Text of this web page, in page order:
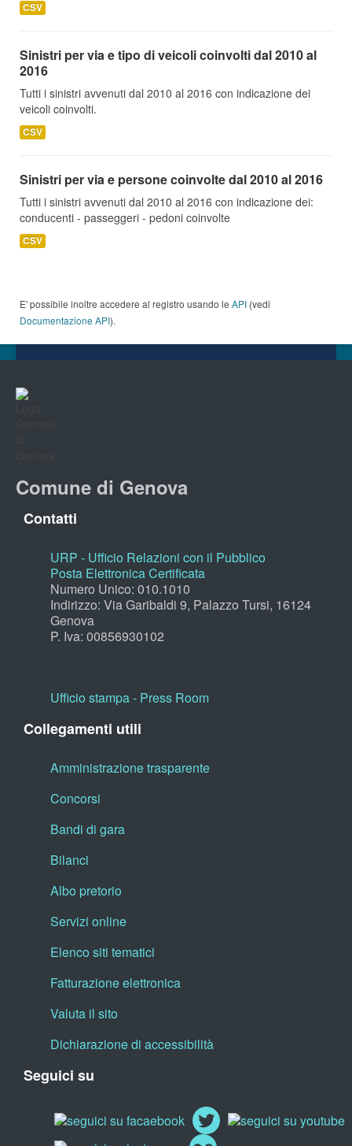
CSV
Sinistri per via e tipo di veicoli coinvolti dal 2010 al
2016
Tutti i sinistri avvenuti dal 2010 al 2016 con indicazione dei
veicoli coinvolti.
CSV
Sinistri per via e persone coinvolte dal 2010 al 2016
Tutti i sinistri avvenuti dal 2010 al 2016 con indicazione dei:
conducenti - passeggeri - pedoni coinvolte
CSV
E' possibile inoltre accedere al registro usando le API (vedi
Documentazione API).
Comune di Genova
Contatti
URP - Ufficio Relazioni con il Pubblico
Posta Elettronica Certificata
Numero Unico: 010.1010
Indirizzo: Via Garibaldi 9, Palazzo Tursi, 16124
Genova
P. Iva: 00856930102
Ufficio stampa - Press Room
Collegamenti utili
Amministrazione trasparente
Concorsi
Bandi di gara
Bilanci
Albo pretorio
Servizi online
Elenco siti tematici
Fatturazione elettronica
Valuta il sito
Dichiarazione di accessibilità
Seguici su